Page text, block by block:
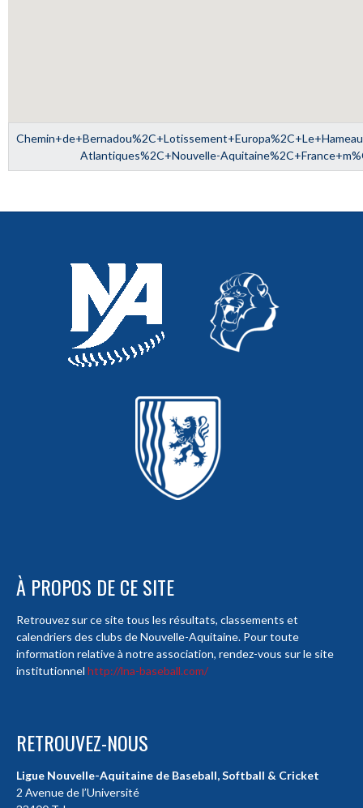
Atlantiques%2C+Nouvelle-
À PROPOS DE CE SITE
Retrouvez sur ce site tous les résultats, classements et
calendriers des clubs de Nouvelle-Aquitaine. Pour toute
information relative à notre association, rendez-vous sur le site
institutionnel http://lna-baseball.com/
RETROUVEZ-NOUS
Ligue Nouvelle-Aquitaine de Baseball, Softball & Cricket
2 Avenue de l’Université